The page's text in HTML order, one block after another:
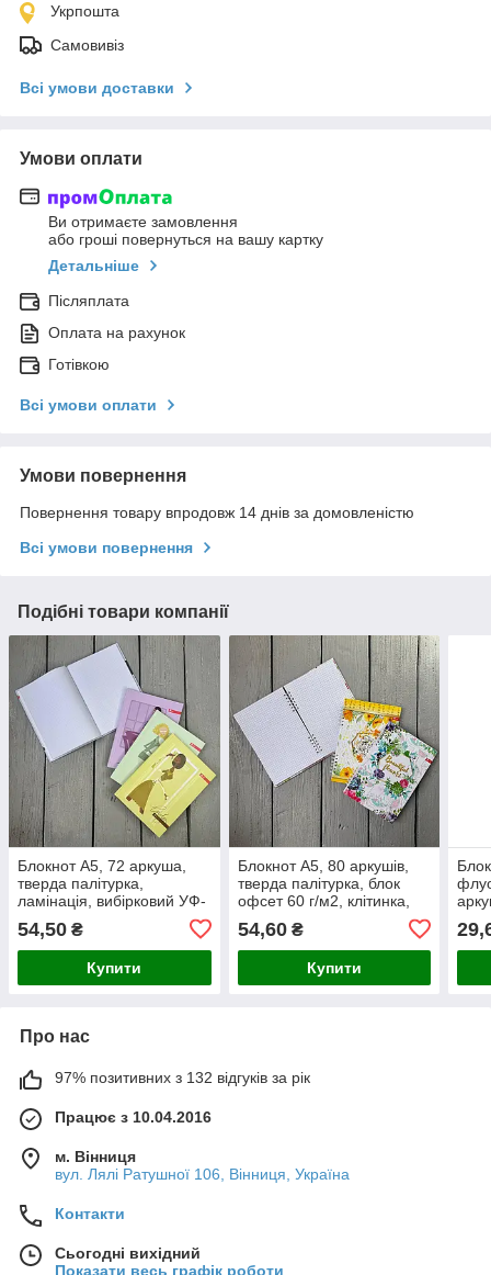
Укрпошта
Самовивіз
Всі умови доставки
Умови оплати
Ви отримаєте замовлення
або гроші повернуться на вашу картку
Детальніше
Післяплата
Оплата на рахунок
Готівкою
Всі умови оплати
Умови повернення
Повернення товару впродовж 14 днів за домовленістю
Всі умови повернення
Подібні товари компанії
Блокнот А5, 72 аркуша,
тверда палітурка,
ламінація, вибірковий УФ-
54,50 ₴
Купити
Блокнот А5, 80 аркушів,
тверда палітурка, блок
офсет 60 г/м2, клітинка,
54,60₴
Купити
Про нас
97% позитивних з 132 відгуків за рік
Працює з 10.04.2016
м. Вінниця
вул. Лялі Ратушної 106, Вінниця, Україна
Контакти
Сьогодні вихідний
Показати весь графік роботи